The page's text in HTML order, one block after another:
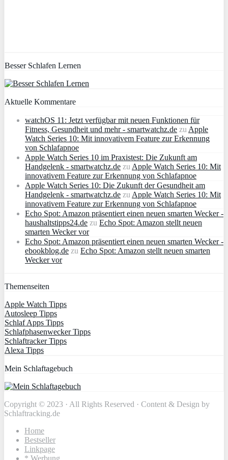
Besser Schlafen Lernen
Aktuelle Kommentare
watchOS 11: Jetzt verfügbar mit neuen Funktionen für
Fitness, Gesundheit und mehr - smartwatchz.de zu Apple
Watch Series 10: Mit innovativem Feature zur Erkennung
von Schlafapnoe
Apple Watch Series 10 im Praxistest: Die Zukunft am
Handgelenk - smartwatchz.de zu Apple Watch Series 10: Mit
innovativem Feature zur Erkennung von Schlafapnoe
Apple Watch Series 10: Die Zukunft der Gesundheit am
Handgelenk - smartwatchz.de zu Apple Watch Series 10: Mit
innovativem Feature zur Erkennung von Schlafapnoe
Echo Spot: Amazon präsentiert einen neuen smarten Wecker -
haushaltstipps24.de zu Echo Spot: Amazon stellt neuen
smarten Wecker vor
Echo Spot: Amazon präsentiert einen neuen smarten Wecker -
ebookblog.de zu Echo Spot: Amazon stellt neuen smarten
Wecker vor
Themenseiten
Apple Watch Tipps
Autosleep Tipps
Schlaf Apps Tipps
Schlafphasenwecker Tipps
Schlaftracker Tipps
Alexa Tipps
Mein Schlaftagebuch
Copyright © 2023 · All Rights Reserved · Content & Design by
Schlaftracking.de
Home
Bestseller
Linkpage
* Werbung